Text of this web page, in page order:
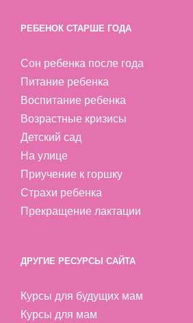
РЕБЕНОК СТАРШЕ ГОДА
Сон ребенка после года
Питание ребенка
Воспитание ребенка
Возрастные кризисы
Детский сад
На улице
Приучение к горшку
Страхи ребенка
Прекращение лактации
ДРУГИЕ РЕСУРСЫ САЙТА
Курсы для будущих мам
Курсы для мам